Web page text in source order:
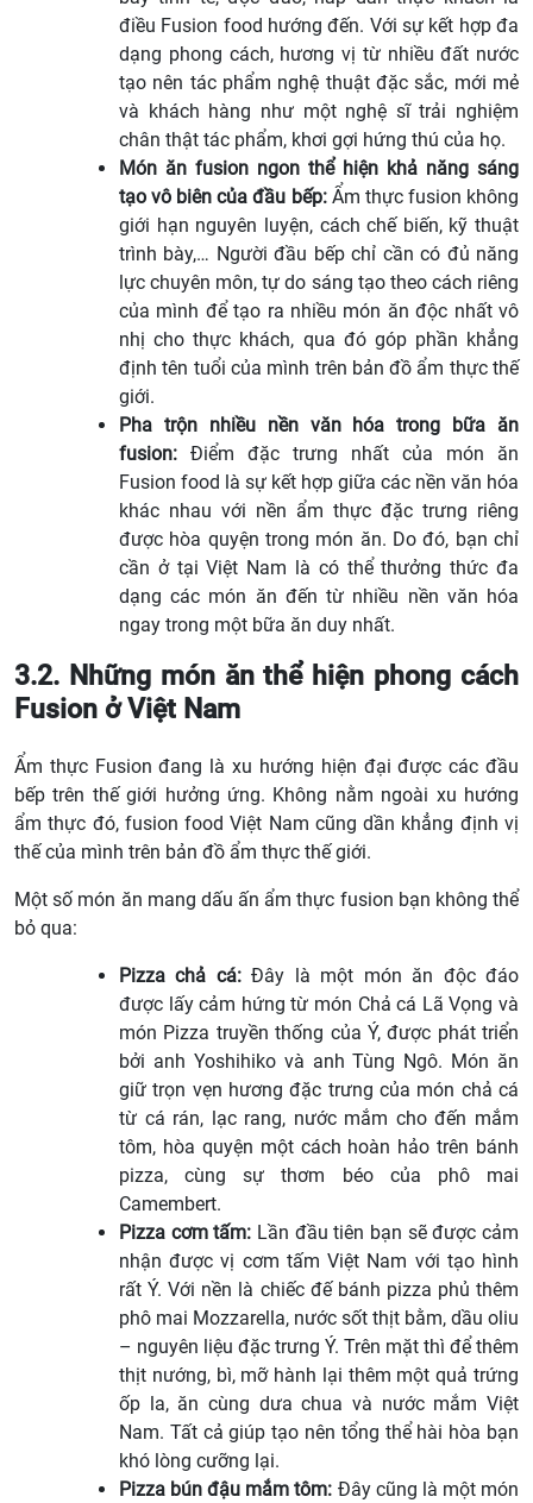
điều Fusion food hướng đến. Với sự kết hợp đa
dạng phong cách, hương vị từ nhiều đất nước
tạo nên tác phẩm nghệ thuật đặc sắc, mới mẻ
và khách hàng như một nghệ sĩ trải nghiệm
chân thật tác phẩm, khơi gợi hứng thú của họ.
Món ăn fusion ngon thể hiện khả năng sáng
tạo vô biên của đầu bếp:Ẩm thực fusion không
giới hạn nguyên luyện, cách chế biến, kỹ thuật
trình bày,… Người đầu bếp chỉ cần có đủ năng
lực chuyên môn, tự do sáng tạo theo cách riêng
của mình để tạo ra nhiều món ăn độc nhất vô
nhị cho thực khách, qua đó góp phần khẳng
định tên tuổi của mình trên bản đồ ẩm thực thế
giới.
Pha trộn nhiều nền văn hóa trong bữa ăn
fusion: Điểm đặc trưng nhất của món ăn
Fusion food là sự kết hợp giữa các nền văn hóa
khác nhau với nền ẩm thực đặc trưng riêng
được hòa quyện trong món ăn. Do đó, bạn chỉ
cần ở tại Việt Nam là có thể thưởng thức đa
dạng các món ăn đến từ nhiều nền văn hóa
ngay trong một bữa ăn duy nhất.
3.2. Những món ăn thể hiện phong cách
Fusion ở Việt Nam
Ẩm thực Fusion đang là xu hướng hiện đại được các đầu
bếp trên thế giới hưởng ứng. Không nằm ngoài xu hướng
ẩm thực đó, fusion food Việt Nam cũng dần khẳng định vị
thế của mình trên bản đồ ẩm thực thế giới.
Một số món ăn mang dấu ấn ẩm thực fusion bạn không thể
bỏ qua:
Pizza chả cá:Đây là một món ăn độc đáo
được lấy cảm hứng từ món Chả cá Lã Vọng và
món Pizza truyền thống của Ý, được phát triển
bởi anh Yoshihiko và anh Tùng Ngô. Món ăn
giữ trọn vẹn hương đặc trưng của món chả cá
từ cá rán, lạc rang, nước mắm cho đến mắm
tôm, hòa quyện một cách hoàn hảo trên bánh
pizza, cùng sự thơm béo của phô mai
Camembert.
Pizza cơm tấm: Lần đầu tiên bạn sẽ được cảm
nhận được vị cơm tấm Việt Nam với tạo hình
rất Ý. Với nền là chiếc đế bánh pizza phủ thêm
phô mai Mozzarella, nước sốt thịt bằm, dầu oliu
– nguyên liệu đặc trưng Ý. Trên mặt thì để thêm
thịt nướng, bì, mỡ hành lại thêm một quả trứng
ốp la, ăn cùng dưa chua và nước mắm Việt
Nam. Tất cả giúp tạo nên tổng thể hài hòa bạn
khó lòng cưỡng lại.
Pizza bún đậu mắm tôm: Đây cũng là một món